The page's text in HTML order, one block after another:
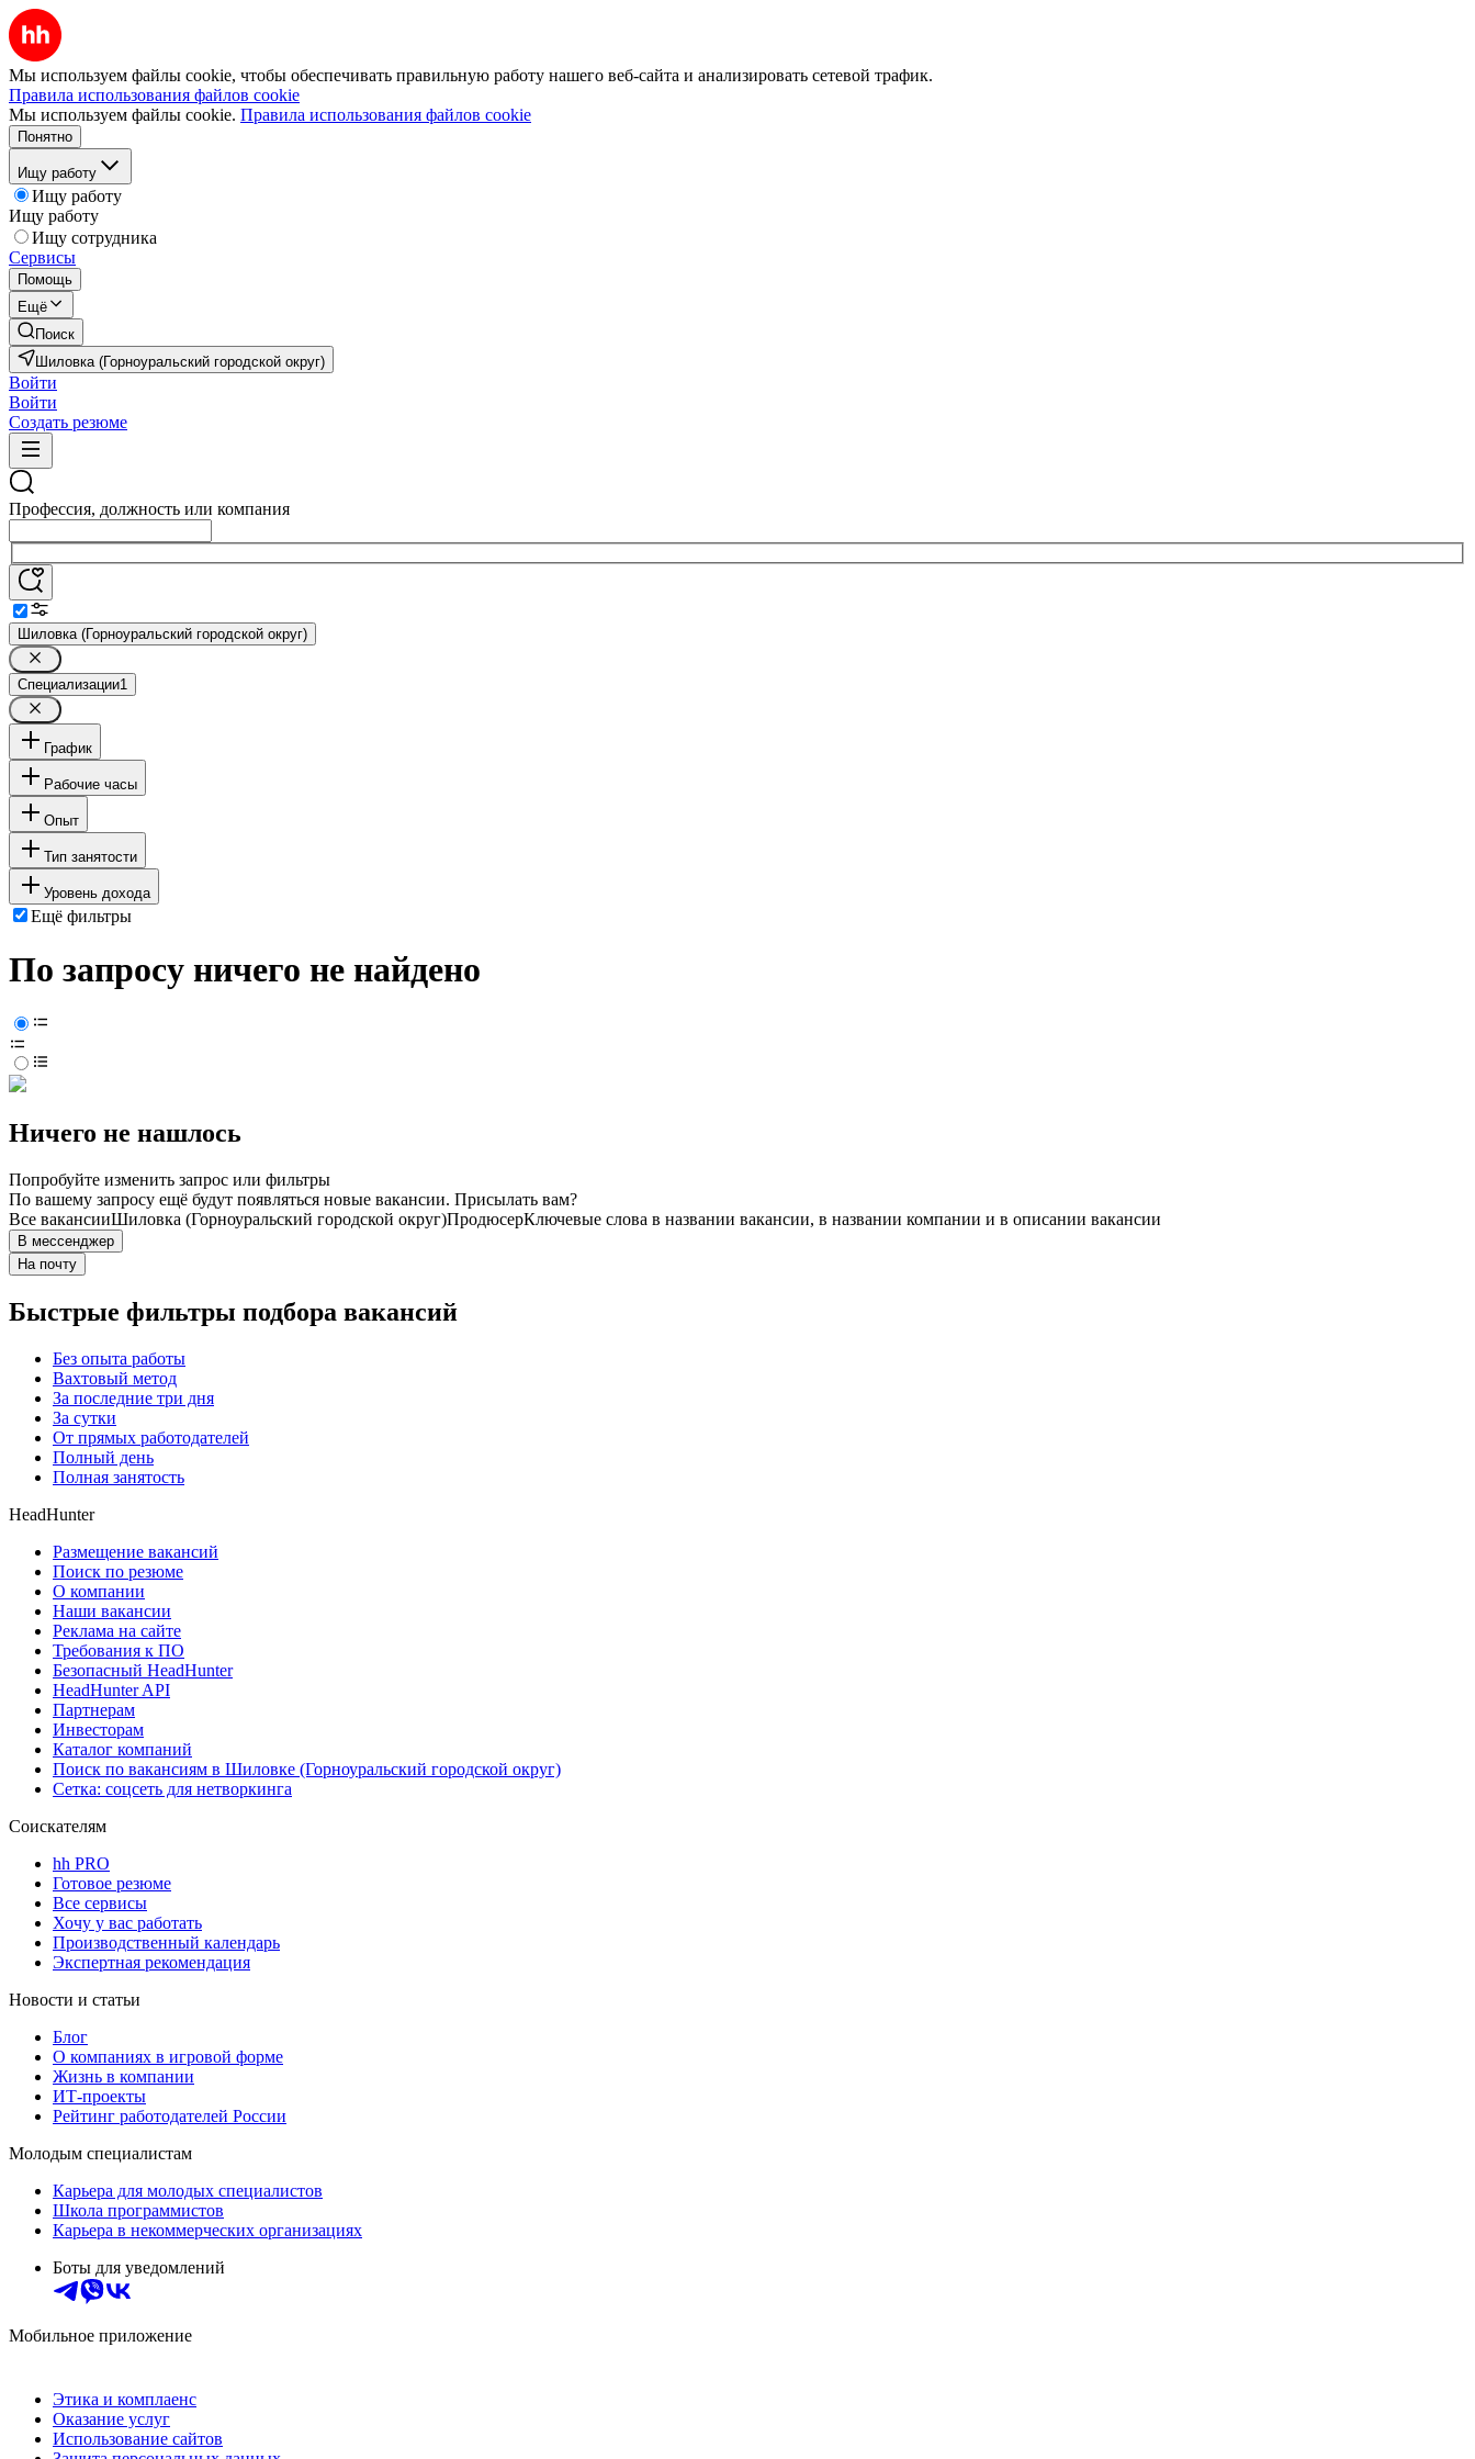
Мы используем файлы cookie, чтобы обеспечивать правильную работу нашего веб-сайта и анализировать сетевой трафик.
Правила использования файлов cookie
Мы используем файлы cookie. Правила использования файлов cookie
Понятно
Ищу работу
Ищу работу
Ищу работу
Ищу сотрудника
Сервисы
Помощь
Ещё
Поиск
Шиловка (Горноуральский городской округ)
Войти
Войти
Создать резюме
Профессия, должность или компания
Шиловка (Горноуральский городской округ)
Специализации1
График
Рабочие часы
Опыт
Тип занятости
Уровень дохода
Ещё фильтры
По запросу ничего не найдено
Ничего не нашлось
Попробуйте изменить запрос или фильтры
По вашему запросу ещё будут появляться новые вакансии. Присылать вам?
Все вакансииШиловка (Горноуральский городской округ)ПродюсерКлючевые слова в названии вакансии, в названии компании и в описании вакансии
В мессенджер
На почту
Быстрые фильтры подбора вакансий
Без опыта работы
Вахтовый метод
За последние три дня
За сутки
От прямых работодателей
Полный день
Полная занятость
HeadHunter
Размещение вакансий
Поиск по резюме
О компании
Наши вакансии
Реклама на сайте
Требования к ПО
Безопасный HeadHunter
HeadHunter API
Партнерам
Инвесторам
Каталог компаний
Поиск по вакансиям в Шиловке (Горноуральский городской округ)
Сетка: соцсеть для нетворкинга
Соискателям
hh PRO
Готовое резюме
Все сервисы
Хочу у вас работать
Производственный календарь
Экспертная рекомендация
Новости и статьи
Блог
О компаниях в игровой форме
Жизнь в компании
ИТ-проекты
Рейтинг работодателей России
Молодым специалистам
Карьера для молодых специалистов
Школа программистов
Карьера в некоммерческих организациях
Боты для уведомлений
Мобильное приложение
Этика и комплаенс
Оказание услуг
Использование сайтов